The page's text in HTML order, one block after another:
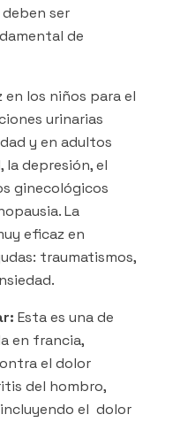
deben ser
de
en los niños para el
urinarias
y en adultos
la depresión, el
ginecológicos
La
eficaz en
traumatismos,
Esta es una de
en francia,
el dolor
del hombro,
el dolor